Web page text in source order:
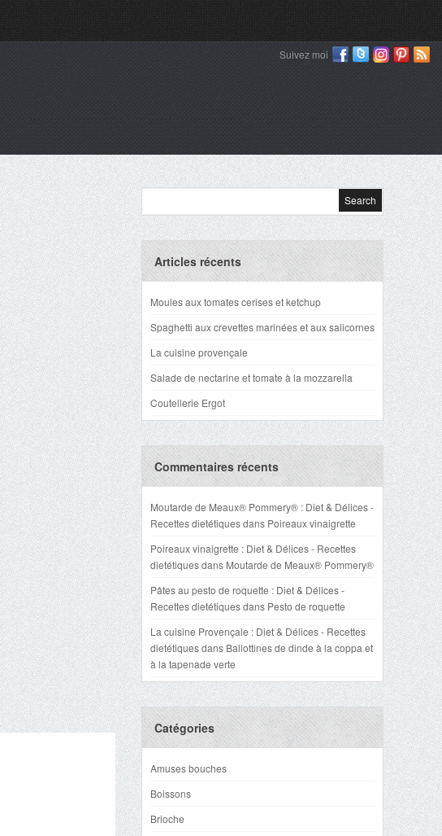
Suivez moi
Articles récents
Moules aux tomates cerises et ketchup
Spaghetti aux crevettes marinées et aux salicornes
La cuisine provençale
Salade de nectarine et tomate à la mozzarella
Coutellerie Ergot
Commentaires récents
Moutarde de Meaux® Pommery® : Diet & Délices -
Recettes dietétiquesdans Poireaux vinaigrette
Poireaux vinaigrette : Diet & Délices - Recettes
dietétiquesdans Moutarde de Meaux® Pommery®
Pâtes au pesto de roquette : Diet & Délices -
Recettes dietétiquesdans Pesto de roquette
La cuisine Provençale : Diet & Délices - Recettes
dietétiquesdans Ballottines de dinde à la coppa et
à la tapenade verte
Catégories
Amuses bouches
Boissons
Brioche